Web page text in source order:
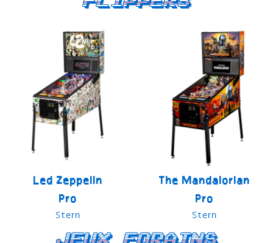
Led Zeppelin
Pro
Stern
The Mandalorian
Pro
Stern
Jeux forains